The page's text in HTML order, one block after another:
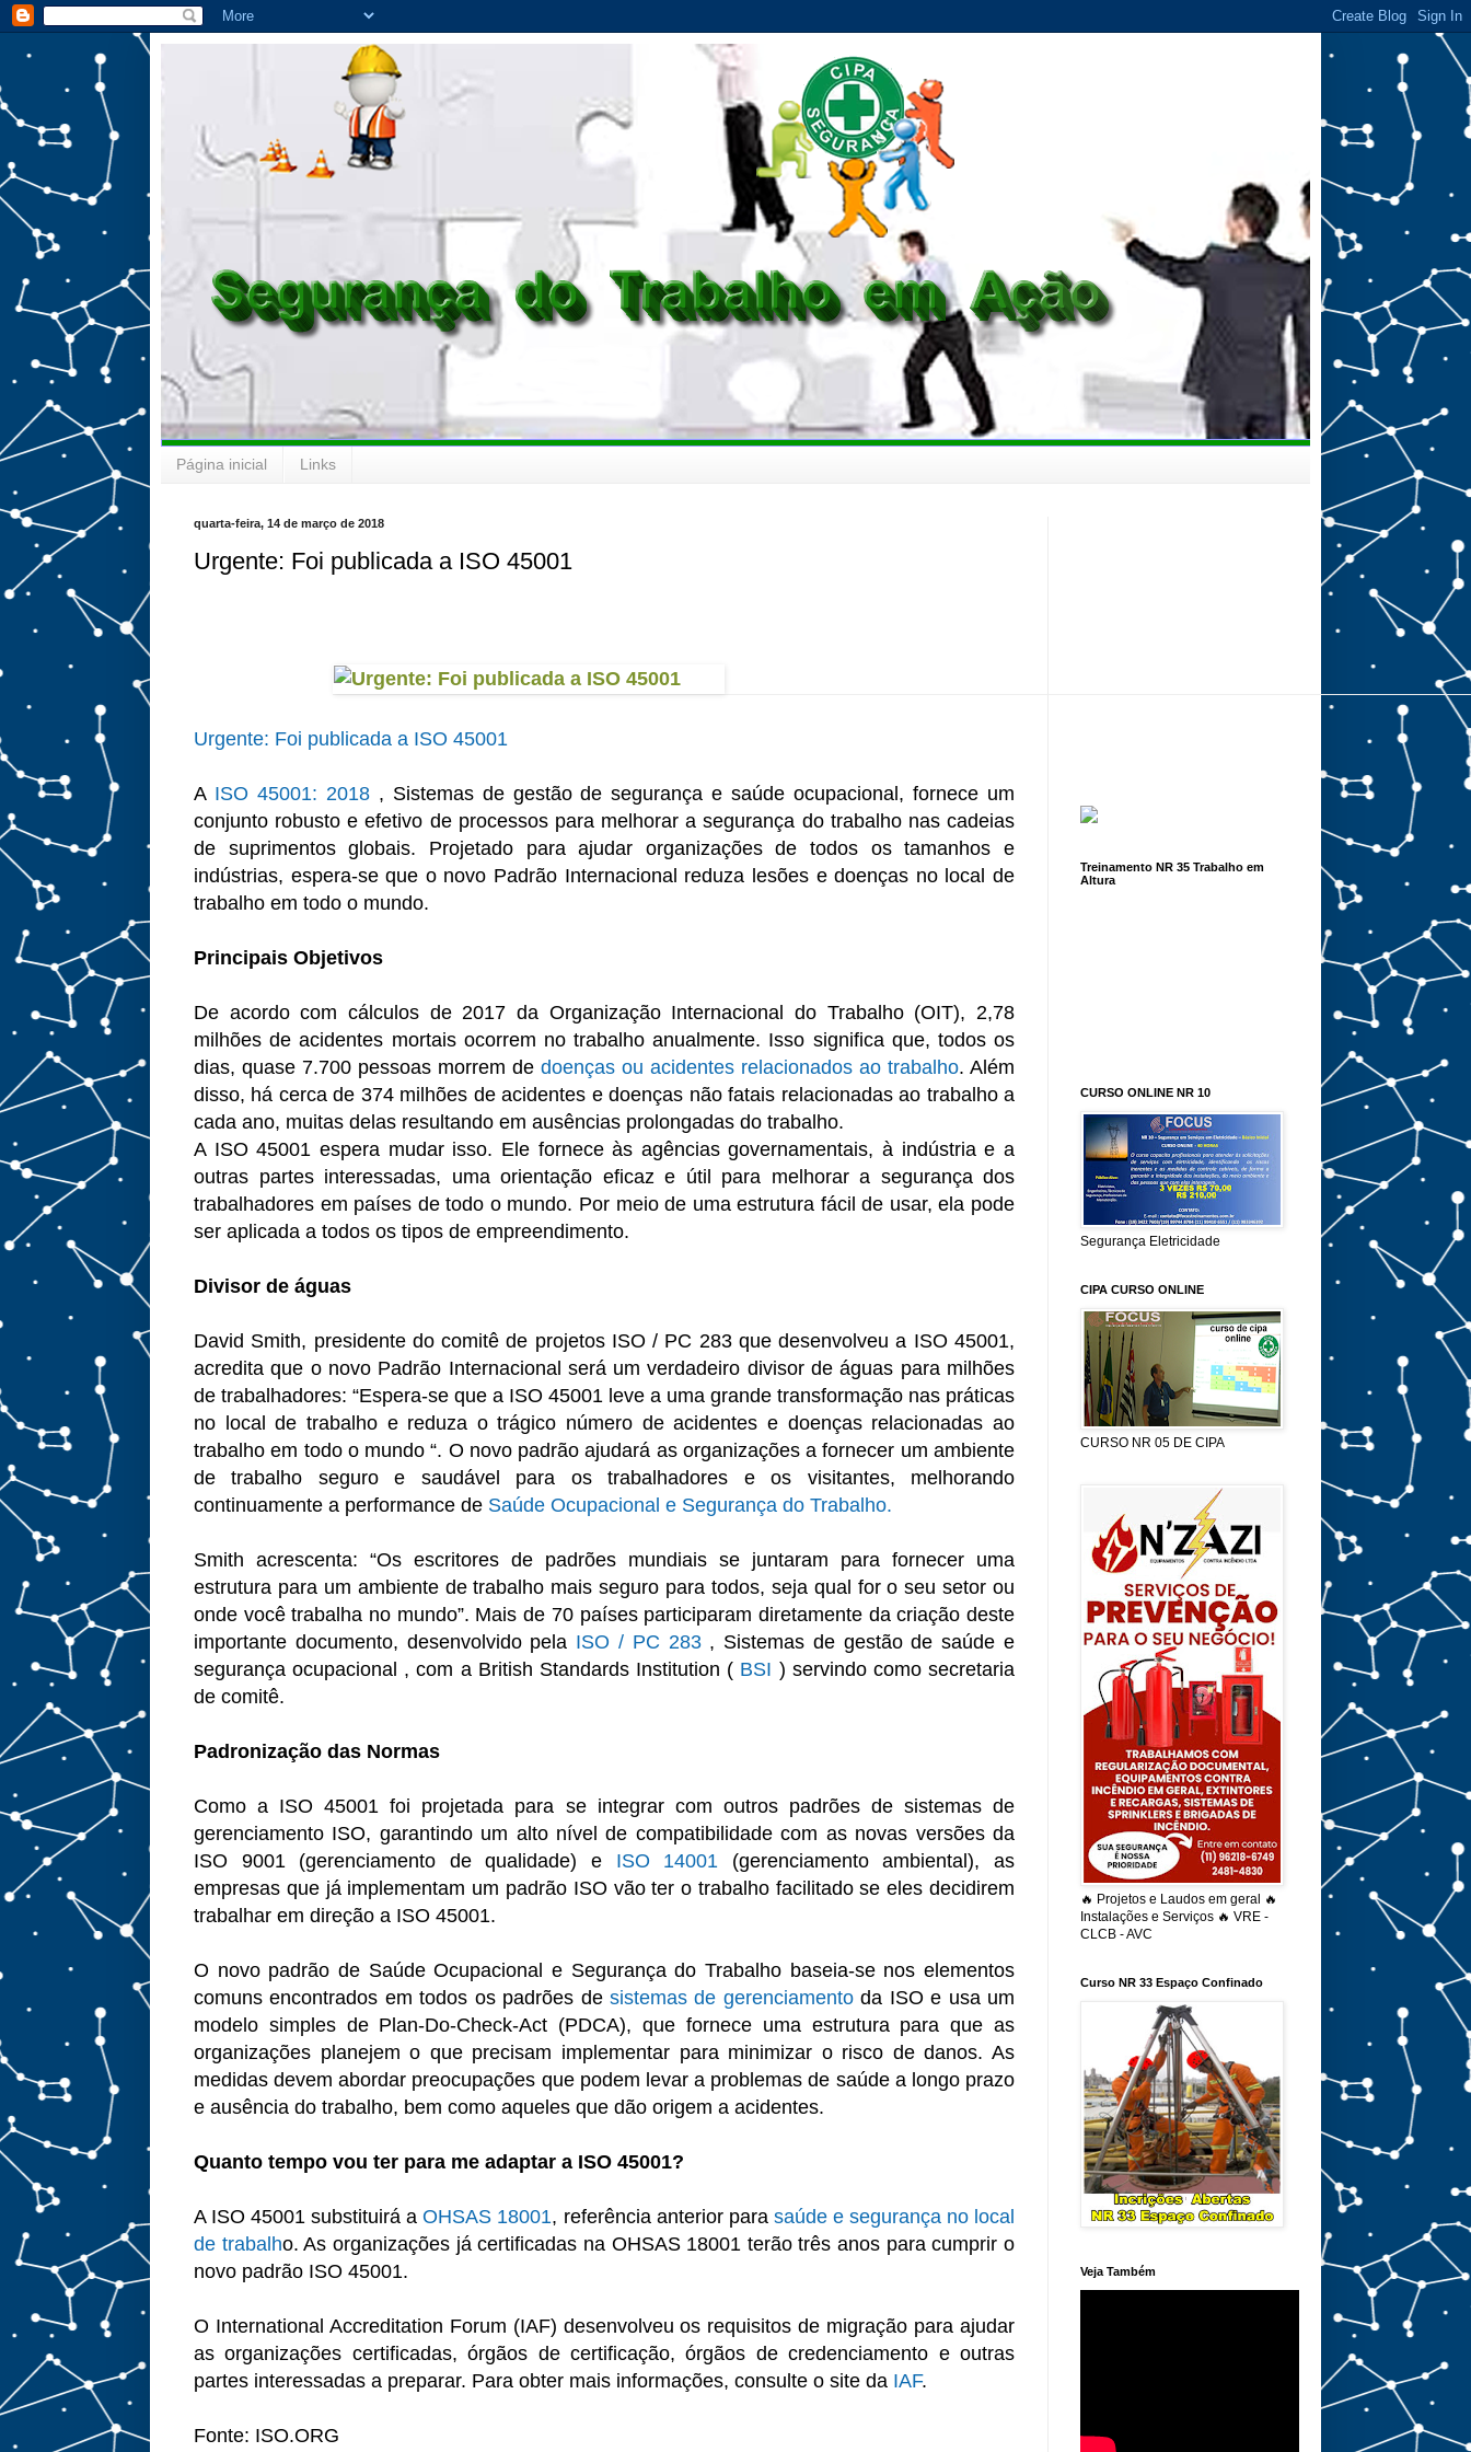
Página inicial Links
quarta-feira, 14 de março de 2018
Urgente: Foi publicada a ISO 45001
Urgente: Foi publicada a ISO 45001
A ISO 45001: 2018, Sistemas de gestão de segurança e saúde ocupacional, fornece um
conjunto robusto e efetivo de processos para melhorar a segurança do trabalho nas cadeias
de suprimentos globais. Projetado para ajudar organizações de todos os tamanhos e
indústrias, espera-se que o novo Padrão Internacional reduza lesões e doenças no local de
trabalho em todo o mundo.
Principais Objetivos
De acordo com cálculos de 2017 da Organização Internacional do Trabalho (OIT), 2,78
milhões de acidentes mortais ocorrem no trabalho anualmente. Isso significa que, todos os
dias, quase 7.700 pessoas morrem de doenças ou acidentes relacionados ao trabalho. Além
disso, há cerca de 374 milhões de acidentes e doenças não fatais relacionadas ao trabalho a
cada ano, muitas delas resultando em ausências prolongadas do trabalho.
A ISO 45001 espera mudar isso. Ele fornece às agências governamentais, à indústria e a
outras partes interessadas, uma orientação eficaz e útil para melhorar a segurança dos
trabalhadores em países de todo o mundo. Por meio de uma estrutura fácil de usar, ela pode
ser aplicada a todos os tipos de empreendimento.
Divisor de águas
David Smith, presidente do comitê de projetos ISO / PC 283 que desenvolveu a ISO 45001,
acredita que o novo Padrão Internacional será um verdadeiro divisor de águas para milhões
de trabalhadores: “Espera-se que a ISO 45001 leve a uma grande transformação nas práticas
no local de trabalho e reduza o trágico número de acidentes e doenças relacionadas ao
trabalho em todo o mundo “. O novo padrão ajudará as organizações a fornecer um ambiente
de trabalho seguro e saudável para os trabalhadores e os visitantes, melhorando
continuamente a performance de Saúde Ocupacional e Segurança do Trabalho.
Smith acrescenta: “Os escritores de padrões mundiais se juntaram para fornecer uma
estrutura para um ambiente de trabalho mais seguro para todos, seja qual for o seu setor ou
onde você trabalha no mundo”. Mais de 70 países participaram diretamente da criação deste
importante documento, desenvolvido pela ISO / PC 283, Sistemas de gestão de saúde e
segurança ocupacional , com a British Standards Institution ( BSI ) servindo como secretaria
de comitê.
Padronização das Normas
Como a ISO 45001 foi projetada para se integrar com outros padrões de sistemas de
gerenciamento ISO, garantindo um alto nível de compatibilidade com as novas versões da
ISO 9001 (gerenciamento de qualidade) e ISO 14001 (gerenciamento ambiental), as
empresas que já implementam um padrão ISO vão ter o trabalho facilitado se eles decidirem
trabalhar em direção a ISO 45001.
O novo padrão de Saúde Ocupacional e Segurança do Trabalho baseia-se nos elementos
comuns encontrados em todos os padrões de sistemas de gerenciamentoda ISO e usa um
modelo simples de Plan-Do-Check-Act (PDCA), que fornece uma estrutura para que as
organizações planejem o que precisam implementar para minimizar o risco de danos. As
medidas devem abordar preocupações que podem levar a problemas de saúde a longo prazo
e ausência do trabalho, bem como aqueles que dão origem a acidentes.
Quanto tempo vou ter para me adaptar a ISO 45001?
A ISO 45001 substituirá aOHSAS 18001, referência anterior para saúde e segurança no local
de trabalho. As organizações já certificadas na OHSAS 18001 terão três anos para cumprir o
novo padrão ISO 45001.
O International Accreditation Forum (IAF) desenvolveu os requisitos de migração para ajudar
as organizações certificadas, órgãos de certificação, órgãos de credenciamento e outras
partes interessadas a preparar. Para obter mais informações, consulte o site da IAF.
Fonte: ISO.ORG
Treinamento NR 35 Trabalho em
Altura
CURSO ONLINE NR 10
Segurança Eletricidade
CIPA CURSO ONLINE
CURSO NR 05 DE CIPA
🔥 Projetos e Laudos em geral 🔥
Instalações e Serviços 🔥 VRE -
CLCB - AVC
Curso NR 33 Espaço Confinado
Veja Também